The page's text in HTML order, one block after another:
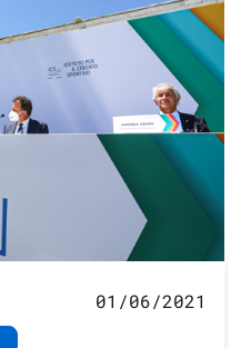
01/06/2021